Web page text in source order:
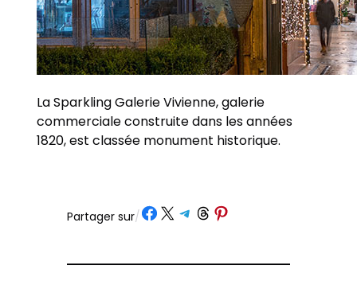
La Sparkling Galerie Vivienne, galerie
commerciale construite dans les années
1820, est classée monument historique.
Partager sur/ Partager sur Facebook
Partager sur X Partager sur Telegram
Partager sur Threads
Partager sur Pinterest